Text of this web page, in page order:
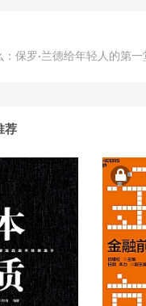
：保罗·兰德给年轻人的第一
荐